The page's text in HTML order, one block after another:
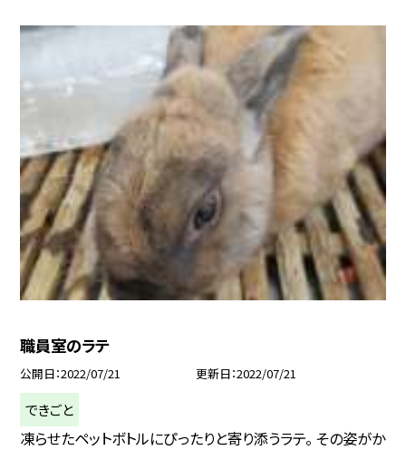
職員室のラテ
公開日 2022/07/21 更新日 2022/07/21
できごと
凍らせたペットボトルにぴったりと寄り添うラテ。 その姿がか